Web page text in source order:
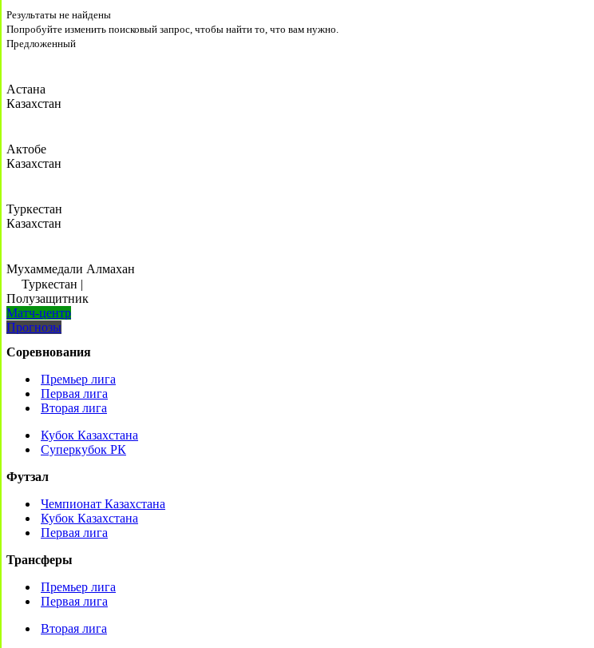
Результаты не найдены
Попробуйте изменить поисковый запрос, чтобы найти то, что вам нужно.
Предложенный
Астана
Казахстан
Актобе
Казахстан
Туркестан
Казахстан
Мухаммедали Алмахан
Туркестан |
Полузащитник
Матч-центр
Прогнозы
Соревнования
Премьер лига
Первая лига
Вторая лига
Кубок Казахстана
Суперкубок РК
Футзал
Чемпионат Казахстана
Кубок Казахстана
Первая лига
Трансферы
Премьер лига
Первая лига
Вторая лига